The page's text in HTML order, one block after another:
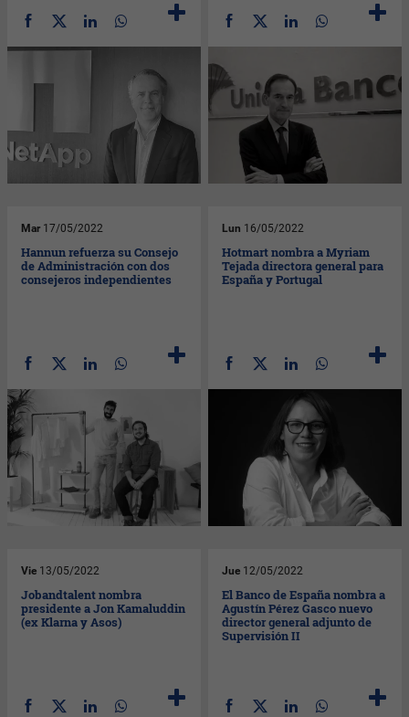
Mar 17/05/2022
Hannun refuerza su Consejo
de Administración con dos
consejeros independientes
Lun 16/05/2022
Hotmart nombra a Myriam
Tejada directora general para
España y Portugal
Vie 13/05/2022
Jobandtalent nombra
presidente a Jon Kamaluddin
(ex Klarna y Asos)
Jue 12/05/2022
El Banco de España nombra a
Agustín Pérez Gasco nuevo
director general adjunto de
Supervisión II